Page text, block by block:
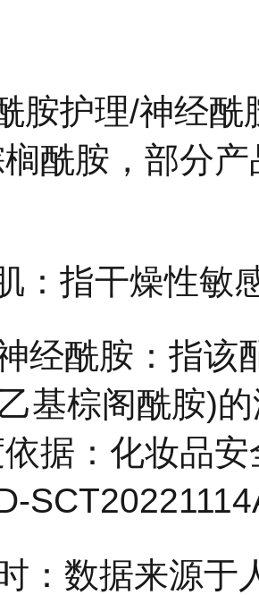
胺护理/神经
酰胺，部分
：指干燥性敏
经酰胺：指该
基棕阁酰胺)
据：化妆品
：数据来源于